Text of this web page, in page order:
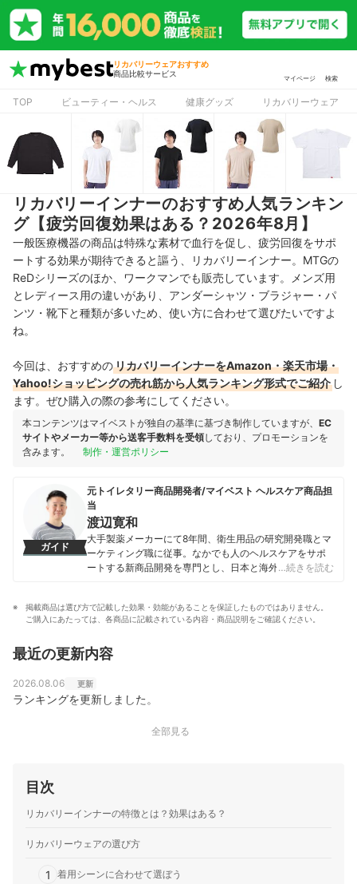
リカバリーウェアおすすめ
商品比較サービス
マイページ 検索
TOP ビューティー・ヘルス 健康グッズ リカバリーウェア
リカバリーインナーのおすすめ人気ランキン
グ【疲労回復効果はある？2026年8月】
一般医療機器の商品は特殊な素材で血行を促し、疲労回復をサポ
ートする効果が期待できると謳う、リカバリーインナー。MTGの
ReDシリーズのほか、ワークマンでも販売しています。メンズ用
とレディース用の違いがあり、アンダーシャツ・ブラジャー・パ
ンツ・靴下と種類が多いため、使い方に合わせて選びたいですよ
ね。
今回は、おすすめのリカバリーインナーをAmazon・楽天市場・
Yahoo!ショッピングの売れ筋から人気ランキング形式でご紹介 し
ます。ぜひ購入の際の参考にしてください。
本コンテンツはマイベストが独自の基準に基づき制作していますが、 EC
サイトやメーカー等から送客手数料を受領しており、プロモーションを
含みます。
制作・運営ポリシー
ガイド
元トイレタリー商品開発者/マイベスト ヘルスケア商品担
当
渡辺寛和
大手製薬メーカーにて8年間、衛生用品の研究開発職とマ
ーケティング職に従事。なかでも人のヘルスケアをサポ
ートする新商品開発を専門とし、日本と海外を合わせて
品全般の比較検証を担当。「ユーザーが知りたいことを
適切な検証に基づきわかりやすく提供する」をモットー
渡辺寛和のプロフィール
…続きを読む
掲載商品は選び方で記載した効果・効能があることを保証したものではありません。
ご購入にあたっては、各商品に記載されている内容・商品説明をご確認ください。
最近の更新内容
2026.08.06 更新
ランキングを更新しました。
全部見る
目次
リカバリーインナーの特徴とは？効果はある？
リカバリーウェアの選び方
1 着用シーンに合わせて選ぼう